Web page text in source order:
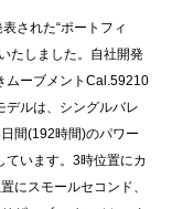
された“ポートフィ
たしました。自社開発
ムーブメントCal.59210
デルは、シングルバレ
間(192時間)のパワー
ています。3時位置にカ
にスモールセコンド、